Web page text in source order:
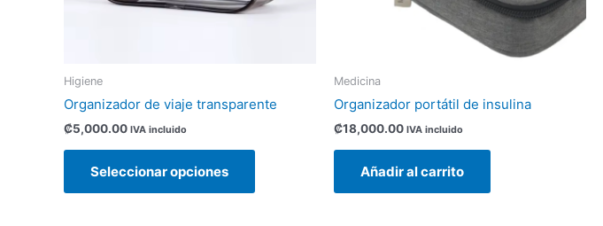
Higiene
Organizador de viaje transparente
₡5,000.00 IVA incluido
Seleccionar opciones
elegir
de
Medicina
Organizador portátil de insulina
₡18,000.00 IVA incluido
Añadir al carrito